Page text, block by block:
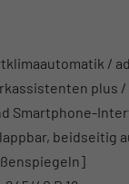
/
plus
Smartphone-
beidseitig